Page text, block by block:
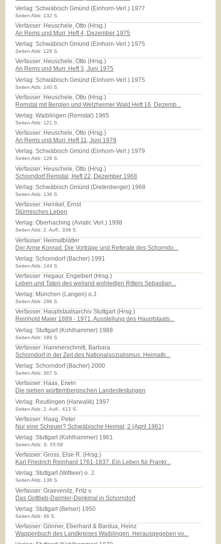
Verlag:Schwäbisch Gmünd (Einhorn-Verl.) 1977
Seiten Abb: 132 S.
Verfasser: Heuschele, Otto (Hrsg.)
An Rems und Murr. Heft 4, Dezember 1975
Verlag:Schwäbisch Gmünd (Einhorn-Verl.) 1975
Seiten Abb: 128 S.
Verfasser: Heuschele, Otto (Hrsg.)
An Rems und Murr. Heft 3, Juni 1975
Verlag:Schwäbisch Gmünd (Einhorn-Verl.) 1975
Seiten Abb: 140 S.
Verfasser: Heuschele, Otto (Hrsg.)
Remstal mit Berglen und Welzheimer Wald Heft 16, Dezemb...
Verlag:Waiblingen (Remstal) 1965
Seiten Abb: 121 S.
Verfasser: Heuschele, Otto (Hrsg.)
An Rems und Murr. Heft 11, Juni 1979
Verlag:Schwäbisch Gmünd (Einhorn-Verl.) 1979
Seiten Abb: 128 S.
Verfasser: Heuschele, Otto (Hrsg.)
Schorndorf Remstal, Heft 22, Dezember 1968
Verlag:Schwäbisch Gmünd (Dietenberger) 1968
Seiten Abb: 136 S.
Verfasser: Heinkel, Ernst
Stürmisches Leben
Verlag:Oberhaching (Aviatic Verl.) 1998
Seiten Abb: 2. Aufl., 338 S.
Verfasser: Heimatblätter
Der Arme Konrad. Die Vorträge und Referate des Schorndo...
Verlag:Schorndorf (Bacher) 1991
Seiten Abb: 144 S.
Verfasser: Hegaur, Engelbert (Hrsg.)
Leben und Taten des weiland wohledlen Ritters Sebastian...
Verlag: München (Langen) o.J.
Seiten Abb: 286 S.
Verfasser: Hauptstaatsarchiv Stuttgart (Hrsg.)
Reinhold Maier 1889 - 1971. Ausstellung des Hauptstaats...
Verlag:Stuttgart (Kohlhammer) 1988
Seiten Abb: 189 S.
Verfasser: Hammerschmitt, Barbara
Schorndorf in der Zeit des Nationalsozialismus. Heimatb...
Verlag:Schorndorf (Bacher) 2000
Seiten Abb: 367 S.
Verfasser: Haas, Erwin
Die sieben württembergischen Landesfestungen
Verlag: Reutlingen (Harwalik) 1997
Seiten Abb: 2. Aufl., 413 S.
Verfasser: Haag, Peter
Nur eine Scheuer? Schwäbische Heimat, 2 (April 1961)
Verlag:Stuttgart (Kohlhammer) 1961
Seiten Abb: S. 55-58
Verfasser: Gross, Else R. (Hrsg.)
Karl Friedrich Reinhard 1761-1837. Ein Leben für Frankr...
Verlag:Stuttgart (Wittwer) o. J.
Seiten Abb: 136 S.
Verfasser: Graevenitz, Fritz v.
Das Gottlieb-Daimler-Denkmal in Schorndorf
Verlag:Stuttgart (Belser) 1950
Seiten Abb: 46 S.
Verfasser: Gönner, Eberhard & Bardua, Heinz
Wappenbuch des Landkreises Waiblingen. Herausgegeben vo...